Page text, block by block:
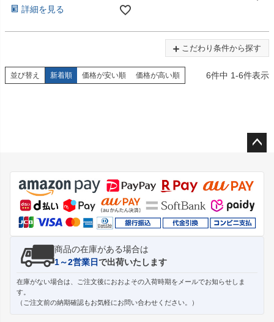
詳細を見る
こだわり条件から探す
並び替え 新着順 価格が安い順 価格が高い順 6件中 1-6件表示
ジト
ップ
へ
商品の在庫がある場合は
1～2営業日で出荷いたします
在庫がない場合は、ご注文後におおよその入荷時期をメールでお知らせしま
す。
（ご注文前の納期確認もお気軽にお問い合わせください。）